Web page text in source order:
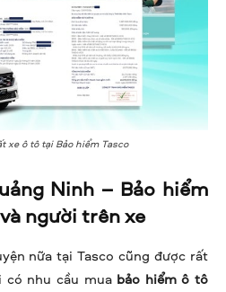
xe ô tô tại Bảo hiểm Tasco
Ninh – Bảo hiểm
người trên xe
nữa tại Tasco cũng được rất
có nhu cầu mua bảo hiểm ô tô